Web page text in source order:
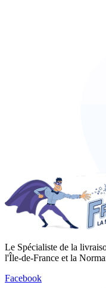
Le Spécialiste de la
l'Île-de-France et la
Facebook